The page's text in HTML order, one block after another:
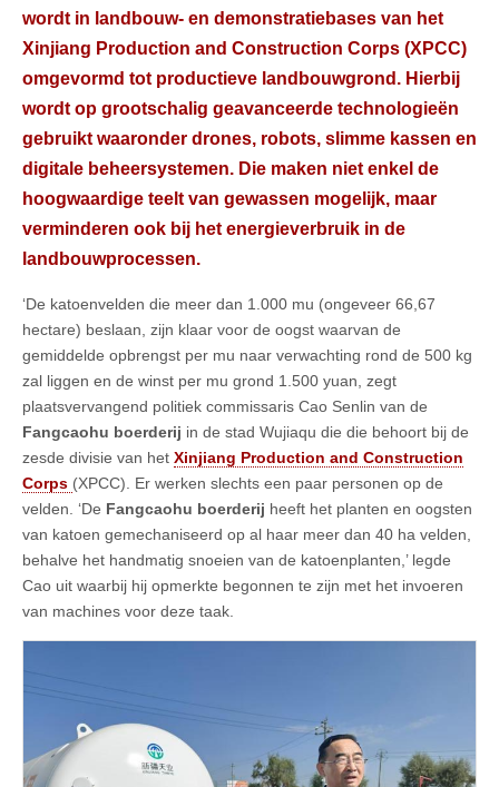
wordt in landbouw- en demonstratiebases van het
Xinjiang Production and Construction Corps (XPCC)
omgevormd tot productieve landbouwgrond. Hierbij
wordt op grootschalig geavanceerde technologieën
gebruikt waaronder drones, robots, slimme kassen en
digitale beheersystemen. Die maken niet enkel de
hoogwaardige teelt van gewassen mogelijk, maar
verminderen ook bij het energieverbruik in de
landbouwprocessen.
‘De katoenvelden die meer dan 1.000 mu (ongeveer 66,67
hectare) beslaan, zijn klaar voor de oogst waarvan de
gemiddelde opbrengst per mu naar verwachting rond de 500 kg
zal liggen en de winst per mu grond 1.500 yuan, zegt
plaatsvervangend politiek commissaris Cao Senlin van de
Fangcaohu boerderij in de stad Wujiaqu die die behoort bij de
zesde divisie van het Xinjiang Production and Construction
Corps (XPCC). Er werken slechts een paar personen op de
velden. ‘De Fangcaohu boerderij heeft het planten en oogsten
van katoen gemechaniseerd op al haar meer dan 40 ha velden,
behalve het handmatig snoeien van de katoenplanten,’ legde
Cao uit waarbij hij opmerkte begonnen te zijn met het invoeren
van machines voor deze taak.